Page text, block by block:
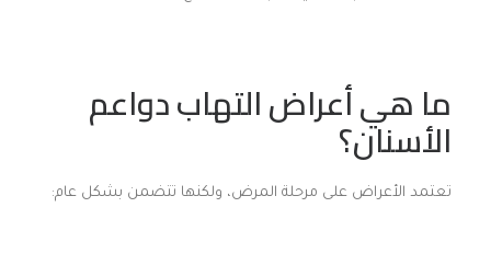
ما هي أعراض التهاب دواعم
الأسنان؟
تعتمد الأعراض على مرحلة المرض، ولكنها تتضمن بشكل عام: